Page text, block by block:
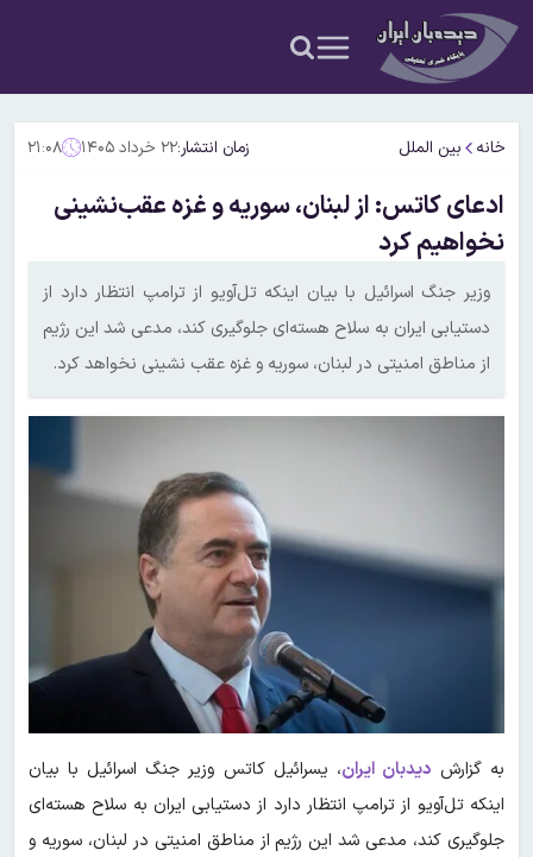
خانه بین الملل زمان انتشار:۲۲ خرداد ۱۴۰۵ ۲۱:۰۸
ادعای کاتس: از لبنان، سوریه و غزه عقب‌نشینی
نخواهیم کرد
وزیر جنگ اسرائیل با بیان اینکه تل‌آویو از ترامپ انتظار دارد از
دستیابی ایران به سلاح هسته‌ای جلوگیری کند، مدعی شد این رژیم
از مناطق امنیتی در لبنان، سوریه و غزه عقب نشینی نخواهد کرد.
به گزارش دیدبان ایران، یسرائیل کاتس وزیر جنگ اسرائیل با بیان
اینکه تل‌آویو از ترامپ انتظار دارد از دستیابی ایران به سلاح هسته‌ای
جلوگیری کند، مدعی شد این رژیم از مناطق امنیتی در لبنان، سوریه و